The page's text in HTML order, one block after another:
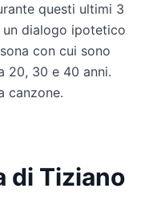
questi ultimi 3
un dialogo ipotetico
con cui sono
20, 30 e 40 anni.
canzone.
di Tiziano